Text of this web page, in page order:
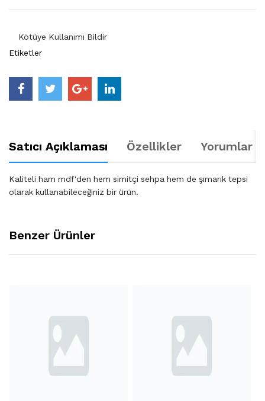
Kötüye Kullanımı Bildir
Etiketler
Satıcı Açıklaması Özellikler Yorumlar
Kaliteli ham mdf'den hem simitçi sehpa hem de şımarık tepsi
olarak kullanabileceğiniz bir ürün.
Benzer Ürünler